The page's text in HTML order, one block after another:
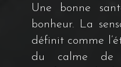
Une bonne
bonheur. La
définit comme
du calme